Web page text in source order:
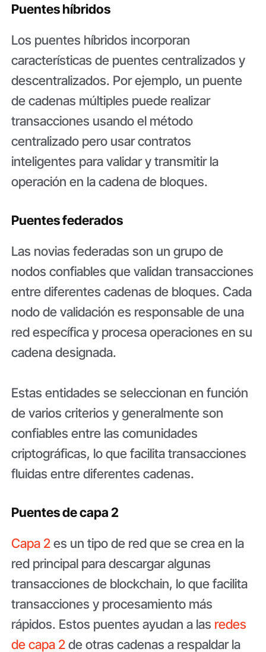
Puentes híbridos
Los puentes híbridos incorporan
características de puentes centralizados y
descentralizados. Por ejemplo, un puente
de cadenas múltiples puede realizar
transacciones usando el método
centralizado pero usar contratos
inteligentes para validar y transmitir la
operación en la cadena de bloques.
Puentes federados
Las novias federadas son un grupo de
nodos confiables que validan transacciones
entre diferentes cadenas de bloques. Cada
nodo de validación es responsable de una
red específica y procesa operaciones en su
cadena designada.
Estas entidades se seleccionan en función
de varios criterios y generalmente son
confiables entre las comunidades
criptográficas, lo que facilita transacciones
fluidas entre diferentes cadenas.
Puentes de capa 2
Capa 2es un tipo de red que se crea en la
red principal para descargar algunas
transacciones de blockchain, lo que facilita
transacciones y procesamiento más
rápidos. Estos puentes ayudan a las redes
de capa 2de otras cadenas a respaldar la